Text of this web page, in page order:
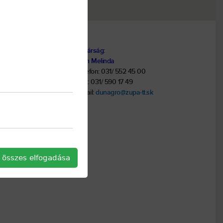
Titkárság:
Tóth Melinda
Telefon: 031/ 552 45 00
Fax: 031/ 590 17 49
email:dunagro@zupa-tt.sk
összes elfogadása